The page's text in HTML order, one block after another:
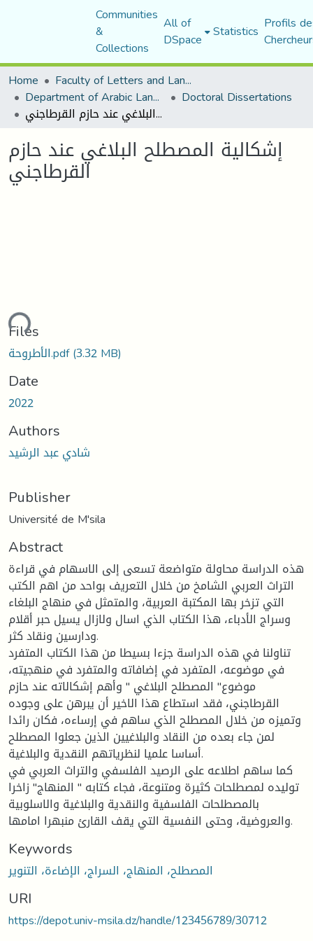
Communities
&
Collections
All of
DSpace Statistics Profils
Home
Faculty of Letters and Languages
Department of Arabic Language and Literature Doctoral Dissertations
إشكالية المصطلح البلاغي عند حازم القرطاجني
إشكالية المصطلح البلاغي عند حازم
القرطاجني
Files
الأطروحة.pdf(3.32 MB)
Date
2022
Authors
شادي عبد الرشيد
Publisher
Université de M'sila
Abstract
هذه الدراسة محاولة متواضعة تسعى إلى الاسهام في قراءة
التراث العربي الشامخ من خلال التعريف بواحد من اهم الكتب
التي تزخر بها المكتبة العربية، والمتمثل في منهاج البلغاء
وسراج الأدباء، هذا الكتاب الذي اسال ولازال يسيل حبر أقلام
ودارسين ونقاد كثر.
تناولنا في هذه الدراسة جزءا بسيطا من هذا الكتاب المتفرد
في موضوعه، المتفرد في إضافاته والمتفرد في منهجيته،
موضوع" المصطلح البلاغي " وأهم إشكالاته عند حازم
القرطاجني، فقد استطاع هذا الاخير أن يبرهن على وجوده
وتميزه من خلال المصطلح الذي ساهم في إرساءه، فكان رائدا
لمن جاء بعده من النقاد والبلاغيين الذين جعلوا المصطلح
أساسا علميا لنظرياتهم النقدية والبلاغية.
كما ساهم اطلاعه على الرصيد الفلسفي والتراث العربي في
توليده لمصطلحات كثيرة ومتنوعة، فجاء كتابه " المنهاج" زاخرا
بالمصطلحات الفلسفية والنقدية والبلاغية والاسلوبية
والعروضية، وحتى النفسية التي يقف القارئ منبهرا امامها.
Keywords
المصطلح، المنهاج، السراج، الإضاءة، التنوير
URI
https://depot.univ-msila.dz/handle/123456789/30712